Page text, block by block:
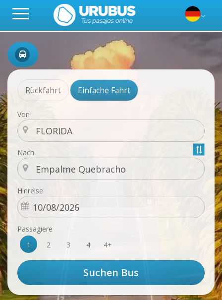
Rückfahrt Einfache Fahrt
Von
Nach
Hinreise
Passagiere
1
2 3 4 4+